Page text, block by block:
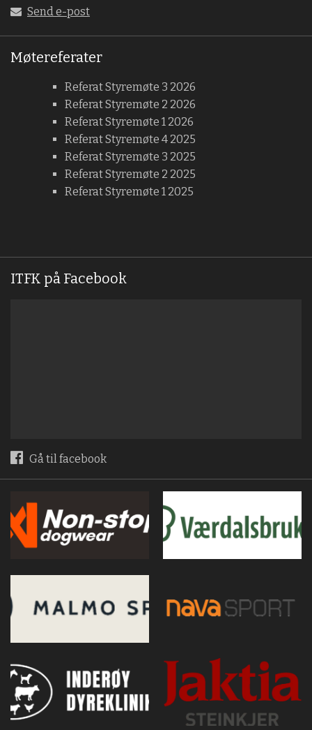
Send e-post
Møtereferater
Referat Styremøte 3 2026
Referat Styremøte 2 2026
Referat Styremøte 1 2026
Referat Styremøte 4 2025
Referat Styremøte 3 2025
Referat Styremøte 2 2025
Referat Styremøte 1 2025
ITFK på Facebook
Gå til facebook